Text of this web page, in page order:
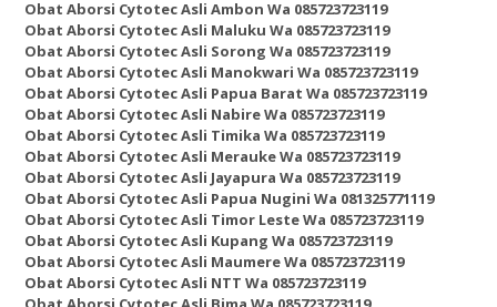
Obat Aborsi Cytotec Asli Ambon Wa 085723723119
Obat Aborsi Cytotec Asli Maluku Wa 085723723119
Obat Aborsi Cytotec Asli Sorong Wa 085723723119
Obat Aborsi Cytotec Asli Manokwari Wa 085723723119
Obat Aborsi Cytotec Asli Papua Barat Wa 085723723119
Obat Aborsi Cytotec Asli Nabire Wa 085723723119
Obat Aborsi Cytotec Asli Timika Wa 085723723119
Obat Aborsi Cytotec Asli Merauke Wa 085723723119
Obat Aborsi Cytotec Asli Jayapura Wa 085723723119
Obat Aborsi Cytotec Asli Papua Nugini Wa 081325771119
Obat Aborsi Cytotec Asli Timor Leste Wa 085723723119
Obat Aborsi Cytotec Asli Kupang Wa 085723723119
Obat Aborsi Cytotec Asli Maumere Wa 085723723119
Obat Aborsi Cytotec Asli NTT Wa 085723723119